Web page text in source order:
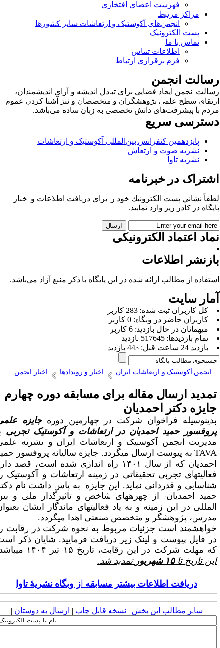
فهرست اعضای افتخاری
مراکز مرتبط
انجمن‌های آکوستیک و ارتعاشات سایر کشورها
پست الکترونیک
تماس با ما
اطلاعات تماس
فرم برقراری ارتباط
انجمن
انجمن ایجاد فضایی برای تبادل اندیشه و آرای اندیشمندان،
سطح علمی پژوهشگران و متخصصان و نیز آشنا کردن عموم
با پیشرفت‌های دانش تخصصی به زبان ساده می‌باشد.
سریع
پانزدهمین کنفرانس بین‌المللی آکوستیک و ارتعاشات
نشریه صوت و ارتعاش
نشریه تاوا
در خبرنامه
نشاني پست الكترونيك خود را برای دريافت اطلاعات و اخبار
در كادر زير وارد نمایید.
اعتماد الکترونیکی
اطلاعات
از مطالب ارائه شده در این پایگاه با ذکر منبع آزاد می‌باشد.
سایت
كل کاربران ثبت شده: 283 کاربر
کاربران حاضر در وبگاه: 0 کاربر
ميهمانان در حال بازديد: 6 کاربر
تمام بازديد‌ها: 517645 بازدید
بازديد 24 ساعت قبل: 443 بازدید
انجمن آکوستیک و ارتعاشات ایران اخبار و رویدادها اخبار انجمن
ارسال مقاله برای مسابقه دوره چهارم
دکتر احمدیان
فراخوان شرکت در چهارمین دورهجایزه علمی
حمید احمدیان در ارتعاشات و آکوستیک تجربیبا
انجمن آکوستیک و ارتعاشات ایران و نشریه علمی
به پیوست ارسال می­گردد. جایزه سالیانه پروفسور حمید
احمدیان که از سال ۱۴۰۱ راه اندازی شده است، قصد دارد
تجربی تحقیقاتی در زمینه ارتعاشات و آکوستیک را
و قدردانی نماید. این جایزه به پاس داشت نام دکتر
احمدیان، از چهره­های شاخص و تاثیرگذار ملی و بین
در این زمینه و به یاد فعالیت­های ماندگار ایشان بعنوان
پژوهشگر و متخصص صنعتی اهدا می­گردد.
است جزئیات مربوط به نحوه شرکت در رقابت را
فایل پیوست و لینک زیر دریافت فرمایید. شایان ذکر است
مهلت شرکت در این رقابت، تاریخ ۱۵ تیر ۱۴۰۴ می­باشد.
تاریخ تا۱۵ شهریور تمدید شد.
دریافت اطلاعات بیشتر مسابقه از وبگاه نشریۀ تاوا
سایر مطالب این بخش | نسخه قابل چاپ| ارسال به دوستان|